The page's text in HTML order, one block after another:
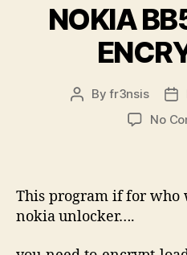
NOKIA
PostByfr3nsis
No
This program if for who
nokia unlocker….